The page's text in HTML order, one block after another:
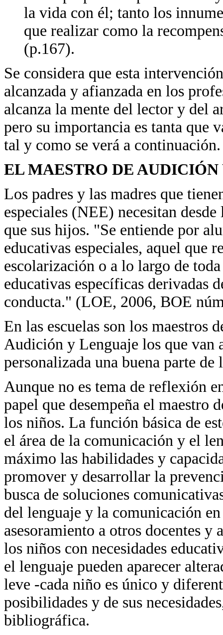
la vida con él; tanto los
que realizar como la
(p.167).
Se considera que esta
alcanzada y afianzada en los
alcanza la mente del lector y del
pero su importancia es tanta que
tal y como se verá a continuación.
EL MAESTRO DE
Los padres y las madres que
especiales (NEE) necesitan
que sus hijos. "Se entiende por
educativas especiales, aquel que
escolarización o a lo largo de
educativas específicas derivadas
conducta." (LOE, 2006, BOE
En las escuelas son los maestros
Audición y Lenguaje los que van
personalizada una buena parte
Aunque no es tema de reflexión
papel que desempeña el maestro
los niños. La función básica de
el área de la comunicación y el
máximo las habilidades y
promover y desarrollar la
busca de soluciones
del lenguaje y la comunicación
asesoramiento a otros docentes y
los niños con necesidades
el lenguaje pueden aparecer
leve -cada niño es único y
posibilidades y de sus
bibliográfica.